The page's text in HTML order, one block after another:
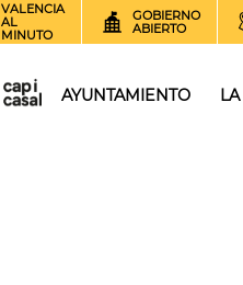
VALENCIA
AL
MINUTO
GOBIERNO
ABIERTO
AYUNTAMIENTO